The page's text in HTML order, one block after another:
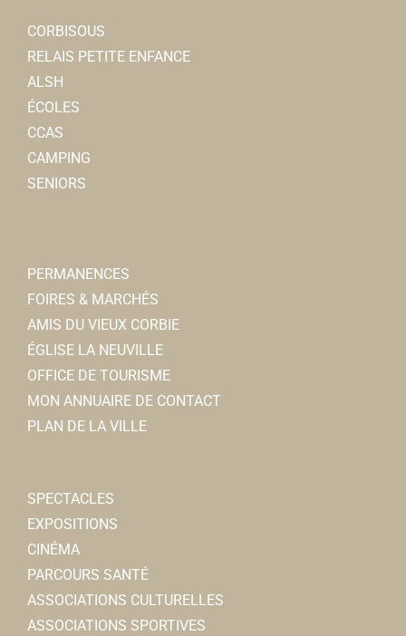
CORBISOUS
RELAIS PETITE ENFANCE
ALSH
ÉCOLES
CCAS
CAMPING
SENIORS
PERMANENCES
FOIRES & MARCHÉS
AMIS DU VIEUX CORBIE
ÉGLISE LA NEUVILLE
OFFICE DE TOURISME
MON ANNUAIRE DE CONTACT
PLAN DE LA VILLE
SPECTACLES
EXPOSITIONS
CINÉMA
PARCOURS SANTÉ
ASSOCIATIONS CULTURELLES
ASSOCIATIONS SPORTIVES